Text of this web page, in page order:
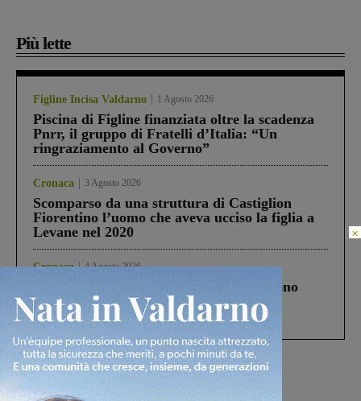
Più lette
Figline Incisa Valdarno 1 Agosto 2026
Piscina di Figline finanziata oltre la scadenza
Pnrr, il gruppo di Fratelli d’Italia: “Un
ringraziamento al Governo”
Cronaca 3 Agosto 2026
Scomparso da una struttura di Castiglion
Fiorentino l’uomo che aveva ucciso la figlia a
Levane nel 2020
Cronaca 4 Agosto 2026
Un anno fa la strage in A1 in cui morirono
Gianni, Giulia e Franco. Lo schianto, il
processo, lo stop ai sorpassi fra tir....
×